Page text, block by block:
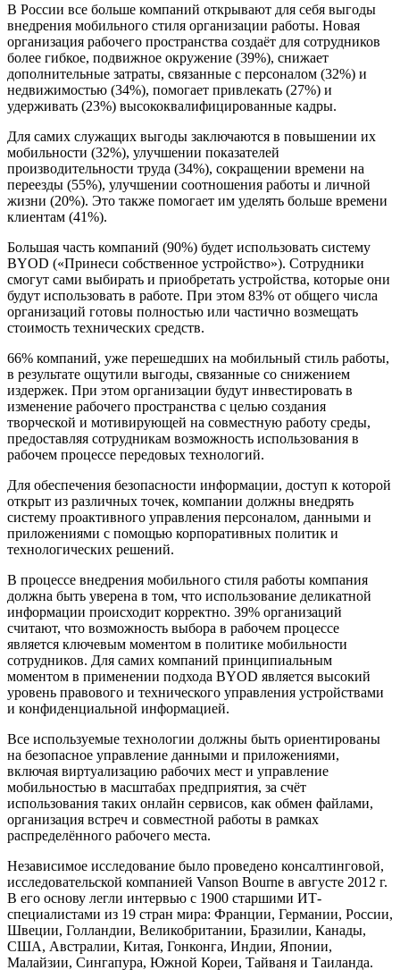
В России все больше компаний открывают для себя выгоды
внедрения мобильного стиля организации работы. Новая
организация рабочего пространства создаёт для сотрудников
более гибкое, подвижное окружение (39%), снижает
дополнительные затраты, связанные с персоналом (32%) и
недвижимостью (34%), помогает привлекать (27%) и
удерживать (23%) высококвалифицированные кадры.
Для самих служащих выгоды заключаются в повышении их
мобильности (32%), улучшении показателей
производительности труда (34%), сокращении времени на
переезды (55%), улучшении соотношения работы и личной
жизни (20%). Это также помогает им уделять больше времени
клиентам (41%).
Большая часть компаний (90%) будет использовать систему
BYOD («Принеси собственное устройство»). Сотрудники
смогут сами выбирать и приобретать устройства, которые они
будут использовать в работе. При этом 83% от общего числа
организаций готовы полностью или частично возмещать
стоимость технических средств.
66% компаний, уже перешедших на мобильный стиль работы,
в результате ощутили выгоды, связанные со снижением
издержек. При этом организации будут инвестировать в
изменение рабочего пространства с целью создания
творческой и мотивирующей на совместную работу среды,
предоставляя сотрудникам возможность использования в
рабочем процессе передовых технологий.
Для обеспечения безопасности информации, доступ к которой
открыт из различных точек, компании должны внедрять
систему проактивного управления персоналом, данными и
приложениями с помощью корпоративных политик и
технологических решений.
В процессе внедрения мобильного стиля работы компания
должна быть уверена в том, что использование деликатной
информации происходит корректно. 39% организаций
считают, что возможность выбора в рабочем процессе
является ключевым моментом в политике мобильности
сотрудников. Для самих компаний принципиальным
моментом в применении подхода BYOD является высокий
уровень правового и технического управления устройствами
и конфиденциальной информацией.
Все используемые технологии должны быть ориентированы
на безопасное управление данными и приложениями,
включая виртуализацию рабочих мест и управление
мобильностью в масштабах предприятия, за счёт
использования таких онлайн сервисов, как обмен файлами,
организация встреч и совместной работы в рамках
распределённого рабочего места.
Независимое исследование было проведено консалтинговой,
исследовательской компанией Vanson Bourne в августе 2012 г.
В его основу легли интервью с 1900 старшими ИТ-
специалистами из 19 стран мира: Франции, Германии, России,
Швеции, Голландии, Великобритании, Бразилии, Канады,
США, Австралии, Китая, Гонконга, Индии, Японии,
Малайзии, Сингапура, Южной Кореи, Тайваня и Таиланда.